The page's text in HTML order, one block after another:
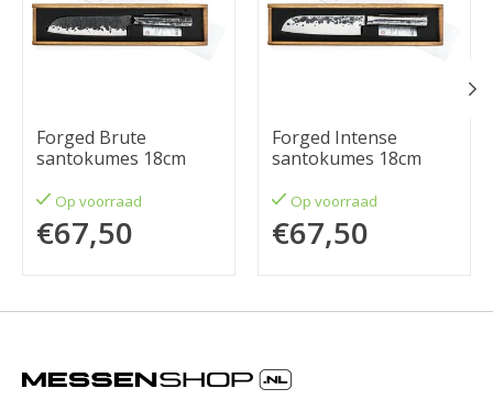
Forged Brute
santokumes 18cm
Op voorraad
€67,50
Forged Intense
santokumes 18cm
Op voorraad
€67,50